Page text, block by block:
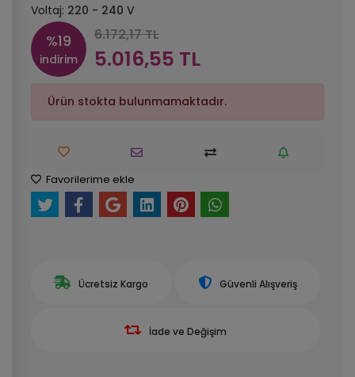
Voltaj: 220 - 240 V
%19
indirim
6.172,17 TL
5.016,55 TL
Ürün stokta bulunmamaktadır.
Favorilerime ekle
Ücretsiz Kargo Güvenli Alışveriş
İade ve Değişim